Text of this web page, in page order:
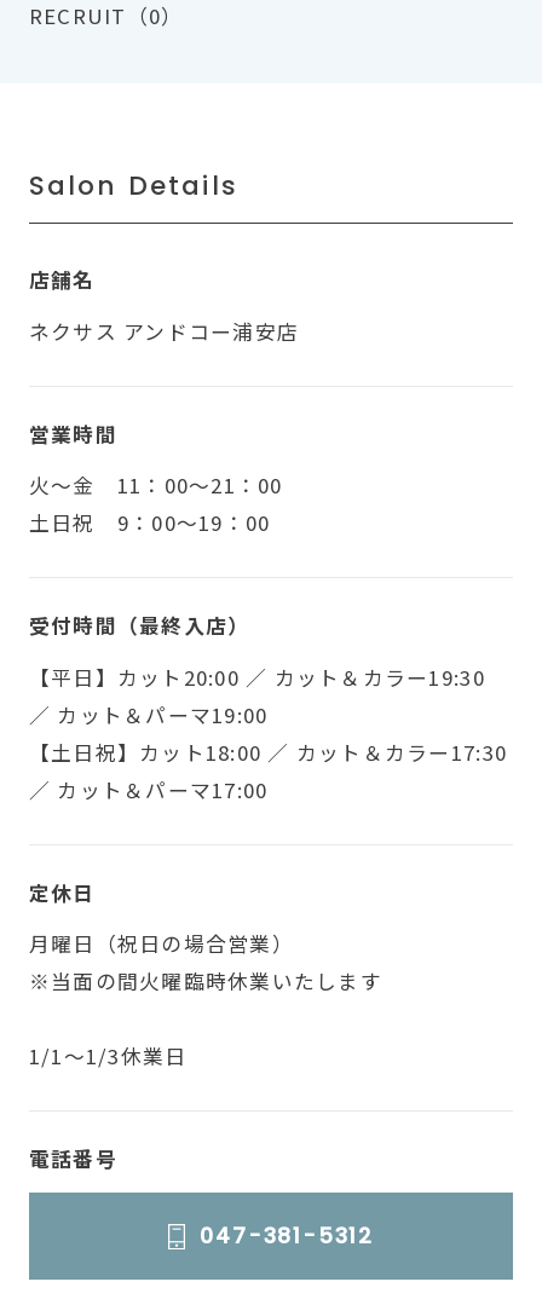
RECRUIT（0）
Salon Details
店舗名
ネクサス アンドコー浦安店
営業時間
火〜金 11：00～21：00
土日祝 9：00～19：00
受付時間（最終入店）
【平日】カット20:00 ／ カット＆カラー19:30
／ カット＆パーマ19:00
【土日祝】カット18:00 ／ カット＆カラー17:30
／ カット＆パーマ17:00
定休日
月曜日（祝日の場合営業）
※当面の間火曜臨時休業いたします
1/1～1/3休業日
電話番号
047-381-5312